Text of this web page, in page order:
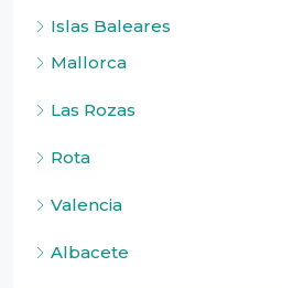
Islas Baleares
Mallorca
Las Rozas
Rota
Valencia
Albacete